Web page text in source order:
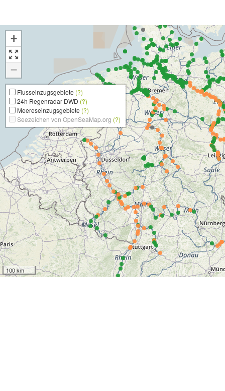
+
−
Flusseinzugsgebiete (?)
24h Regenradar DWD (?)
Meereseinzugsgebiete (?)
Seezeichen von OpenSeaMap.org (?)
100 km